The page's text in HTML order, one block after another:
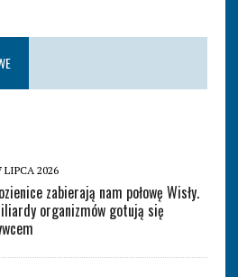
LIPCA 2026
zabierają nam połowę Wisły.
organizmów gotują się